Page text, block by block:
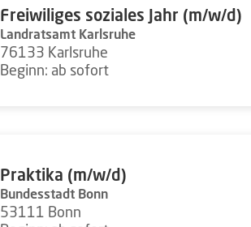
Freiwiliges soziales Jahr (m/w/d)
Landratsamt Karlsruhe
76133 Karlsruhe
Beginn: ab sofort
Praktika (m/w/d)
Bundesstadt Bonn
53111 Bonn